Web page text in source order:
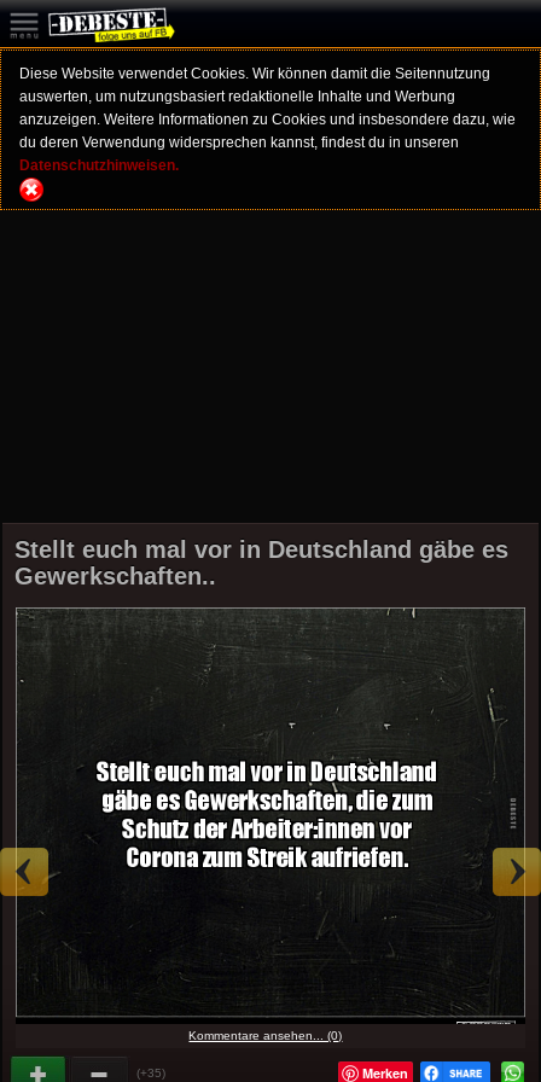
Diese Website verwendet Cookies. Wir können damit die Seitennutzung
auswerten, um nutzungsbasiert redaktionelle Inhalte und Werbung
anzuzeigen. Weitere Informationen zu Cookies und insbesondere dazu, wie
du deren Verwendung widersprechen kannst, findest du in unseren
Datenschutzhinweisen.
Stellt euch mal vor in Deutschland gäbe es
Gewerkschaften..
Kommentare ansehen... (0)
(+35) Merken